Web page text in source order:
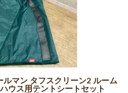
ルマン タフスクリーン2 ルーム
ウス用テントシートセット